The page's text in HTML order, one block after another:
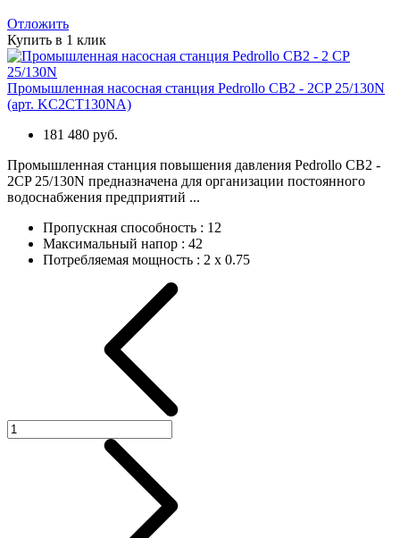
Отложить
Купить в 1 клик
Промышленная насосная станция Pedrollo CB2 - 2CP 25/130N
(арт. KC2CT130NA)
181 480 руб.
Промышленная станция повышения давления Pedrollo CB2 -
2CP 25/130N предназначена для организации постоянного
водоснабжения предприятий ...
Пропускная способность : 12
Максимальный напор : 42
Потребляемая мощность : 2 х 0.75